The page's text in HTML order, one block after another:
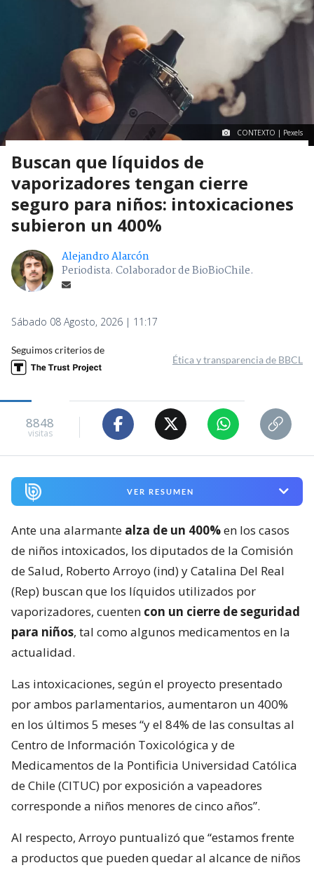
CONTEXTO | Pexels
Buscan que líquidos de
vaporizadores tengan cierre
seguro para niños: intoxicaciones
subieron un 400%
Alejandro Alarcón
Periodista. Colaborador de BioBioChile.
Sábado 08 Agosto, 2026 | 11:17
Seguimos criterios de
Ética y transparencia de BBCL
8848
visitas
VER RESUMEN
Ante una alarmante alza de un 400%en los casos
de niños intoxicados, los diputados de la Comisión
de Salud, Roberto Arroyo (ind) y Catalina Del Real
(Rep) buscan que los líquidos utilizados por
vaporizadores, cuenten con un cierre de seguridad
para niños, tal como algunos medicamentos en la
actualidad.
Las intoxicaciones, según el proyecto presentado
por ambos parlamentarios, aumentaron un 400%
en los últimos 5 meses “y el 84% de las consultas al
Centro de Información Toxicológica y de
Medicamentos de la Pontificia Universidad Católica
de Chile (CITUC) por exposición a vapeadores
corresponde a niños menores de cinco años”.
Al respecto, Arroyo puntualizó que “estamos frente
a productos que pueden quedar al alcance de niños